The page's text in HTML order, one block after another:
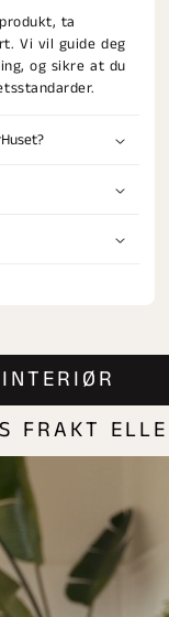
ta
Vi vil guide deg
og sikre at du
INTERIØR
ELLER